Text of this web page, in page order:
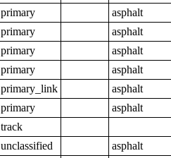
primary
asphalt
primary
asphalt
primary
asphalt
primary
asphalt
primary_link
asphalt
primary
asphalt
track
unclassified
asphalt